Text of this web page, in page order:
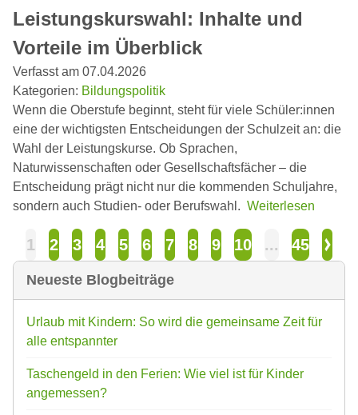
Leistungskurswahl: Inhalte und
Vorteile im Überblick
Verfasst am 07.04.2026
Kategorien: Bildungspolitik
Wenn die Oberstufe beginnt, steht für viele Schüler:innen
eine der wichtigsten Entscheidungen der Schulzeit an: die
Wahl der Leistungskurse. Ob Sprachen,
Naturwissenschaften oder Gesellschaftsfächer – die
Entscheidung prägt nicht nur die kommenden Schuljahre,
sondern auch Studien- oder Berufswahl. Weiterlesen
1 2 3 4 5 6 7 8 9 10 ... 45
Neueste Blogbeiträge
Urlaub mit Kindern: So wird die gemeinsame Zeit für
alle entspannter
Taschengeld in den Ferien: Wie viel ist für Kinder
angemessen?